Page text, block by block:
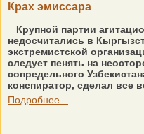
Крах эмиссара
Крупной партии
недосчитались в
экстремистской
следует пенять на
сопредельного
конспиратор, сделал все
Подробнее...